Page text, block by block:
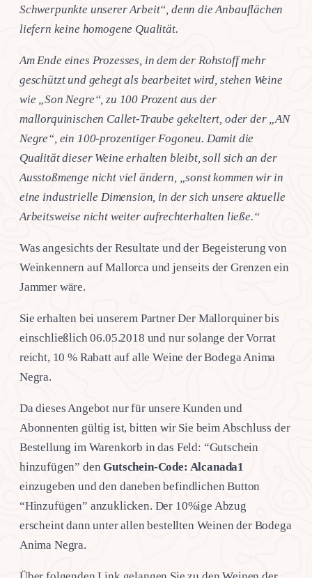
Schwerpunkte unserer Arbeit“, denn die Anbauflächen
liefern keine homogene Qualität.
Am Ende eines Prozesses, in dem der Rohstoff mehr
geschützt und gehegt als bearbeitet wird, stehen Weine
wie „Son Negre“, zu 100 Prozent aus der
mallorquinischen Callet-Traube gekeltert, oder der „AN
Negre“, ein 100-prozentiger Fogoneu. Damit die
Qualität dieser Weine erhalten bleibt, soll sich an der
Ausstoßmenge nicht viel ändern, „sonst kommen wir in
eine industrielle Dimension, in der sich unsere aktuelle
Arbeitsweise nicht weiter aufrechterhalten ließe.“
Was angesichts der Resultate und der Begeisterung von
Weinkennern auf Mallorca und jenseits der Grenzen ein
Jammer wäre.
Sie erhalten bei unserem Partner Der Mallorquiner bis
einschließlich 06.05.2018 und nur solange der Vorrat
reicht, 10 % Rabatt auf alle Weine der Bodega Anima
Negra.
Da dieses Angebot nur für unsere Kunden und
Abonnenten gültig ist, bitten wir Sie beim Abschluss der
Bestellung im Warenkorb in das Feld: “Gutschein
hinzufügen” denGutschein-Code: Alcanada1
einzugeben und den daneben befindlichen Button
“Hinzufügen” anzuklicken. Der 10%ige Abzug
erscheint dann unter allen bestellten Weinen der Bodega
Anima Negra.